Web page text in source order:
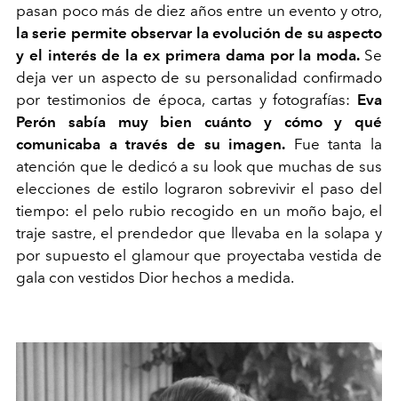
pasan poco más de diez años entre un evento y otro,
la serie permite observar la evolución de su aspecto
y el interés de la ex primera dama por la moda. Se
deja ver un aspecto de su personalidad confirmado
por testimonios de época, cartas y fotografías: Eva
Perón sabía muy bien cuánto y cómo y qué
comunicaba a través de su imagen. Fue tanta la
atención que le dedicó a su look que muchas de sus
elecciones de estilo lograron sobrevivir el paso del
tiempo: el pelo rubio recogido en un moño bajo, el
traje sastre, el prendedor que llevaba en la solapa y
por supuesto el glamour que proyectaba vestida de
gala con vestidos Dior hechos a medida.